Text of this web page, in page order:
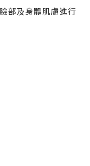
部及身體肌膚進行